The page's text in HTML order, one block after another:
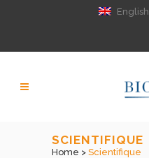
English
SCIENTIFIQUE
Home > Scientifique